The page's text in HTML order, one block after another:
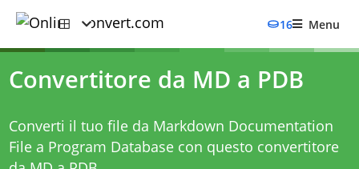
16 Menu
Convertitore da MD a PDB
Converti il tuo file da Markdown Documentation
File a Program Database con questo convertitore